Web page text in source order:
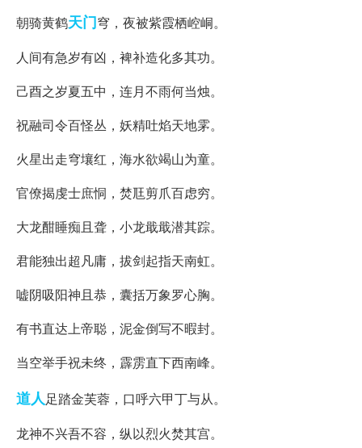
朝骑黄鹤天门穹，夜被紫霞栖崆峒。
人间有急岁有凶，裨补造化多其功。
己酉之岁夏五中，连月不雨何当烛。
祝融司令百怪丛，妖精吐焰天地雺。
火星出走穹壤红，海水欲竭山为童。
官僚揭虔士庶恫，焚尫剪爪百虑穷。
大龙酣睡痴且聋，小龙戢戢潜其踪。
君能独出超凡庸，拔剑起指天南虹。
嘘阴吸阳神且恭，囊括万象罗心胸。
有书直达上帝聪，泥金倒写不暇封。
当空举手祝未终，霹雳直下西南峰。
道人足踏金芙蓉，口呼六甲丁与从。
龙神不兴吾不容，纵以烈火焚其宫。